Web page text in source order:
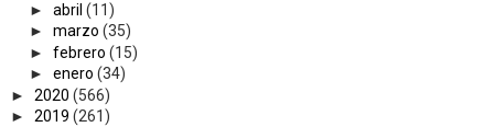
► abril (11)
► marzo (35)
► febrero (15)
► enero (34)
► 2020 (566)
► 2019 (261)